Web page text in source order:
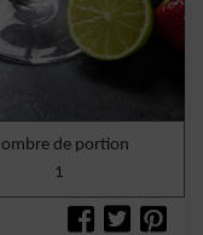
de portion
1